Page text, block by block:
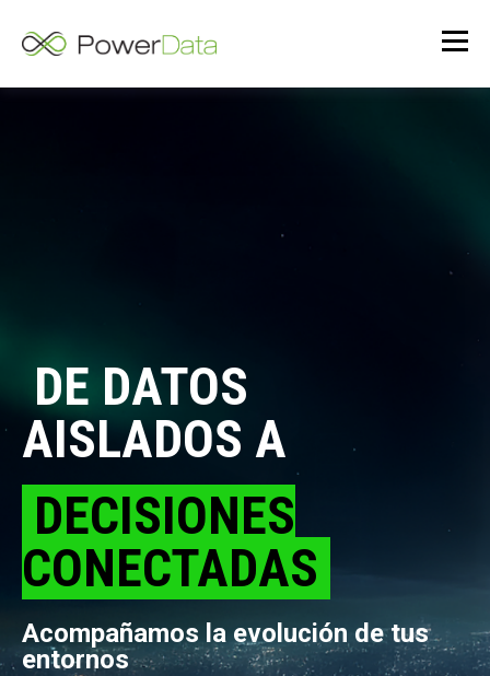
DE DATOS
AISLADOS A
DECISIONES
CONECTADAS
Acompañamos la evolución de tus
entornos